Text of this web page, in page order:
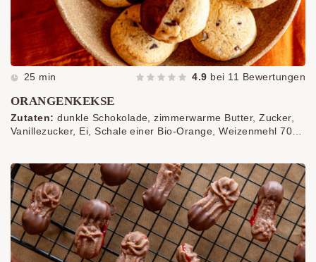
25 min 4.9 bei 11 Bewertungen
ORANGENKEKSE
Zutaten: dunkle Schokolade, zimmerwarme Butter, Zucker,
Vanillezucker, Ei, Schale einer Bio-Orange, Weizenmehl 700,